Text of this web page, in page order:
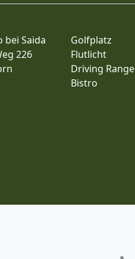
bei Saida
226
Golfplatz
Flutlicht
Driving Range
Bistro